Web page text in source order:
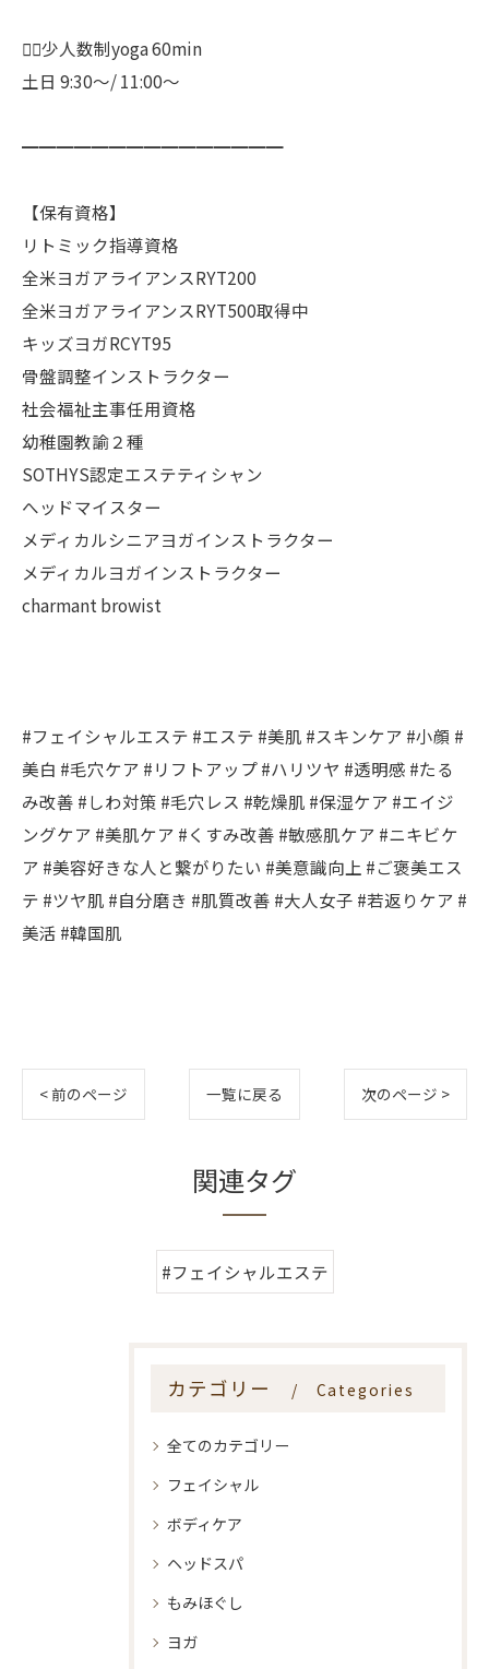
🧘‍♀️少人数制yoga 60min
土日 9:30〜/ 11:00〜
━━━━━━━━━━━━━━━
【保有資格】
リトミック指導資格
全米ヨガアライアンスRYT200
全米ヨガアライアンスRYT500取得中
キッズヨガRCYT95
骨盤調整インストラクター
社会福祉主事任用資格
幼稚園教諭２種
SOTHYS認定エステティシャン
へッドマイスター
メディカルシニアヨガインストラクター
メディカルヨガインストラクター
charmant browist
#フェイシャルエステ #エステ #美肌 #スキンケア #小顔 #
美白 #毛穴ケア #リフトアップ #ハリツヤ #透明感 #たる
み改善 #しわ対策 #毛穴レス #乾燥肌 #保湿ケア #エイジ
ングケア #美肌ケア #くすみ改善 #敏感肌ケア #ニキビケ
ア #美容好きな人と繋がりたい #美意識向上 #ご褒美エス
テ #ツヤ肌 #自分磨き #肌質改善 #大人女子 #若返りケア #
美活 #韓国肌
< 前のページ 一覧に戻る 次のページ >
関連タグ
#フェイシャルエステ
カテゴリー Categories
全てのカテゴリー
フェイシャル
ボディケア
ヘッドスパ
もみほぐし
ヨガ